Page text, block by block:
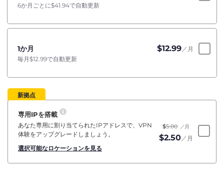
6か月ごとに$41.94で自動更新
1か月 $12.99 ／月
毎月$12.99で自動更新
新拠点
専用IPを搭載
あなた専用に割り当てられたIPアドレスで、VPN
体験をアップグレードしましょう。
選択可能なロケーションを見る
$5.00 ／月
$2.50 ／月